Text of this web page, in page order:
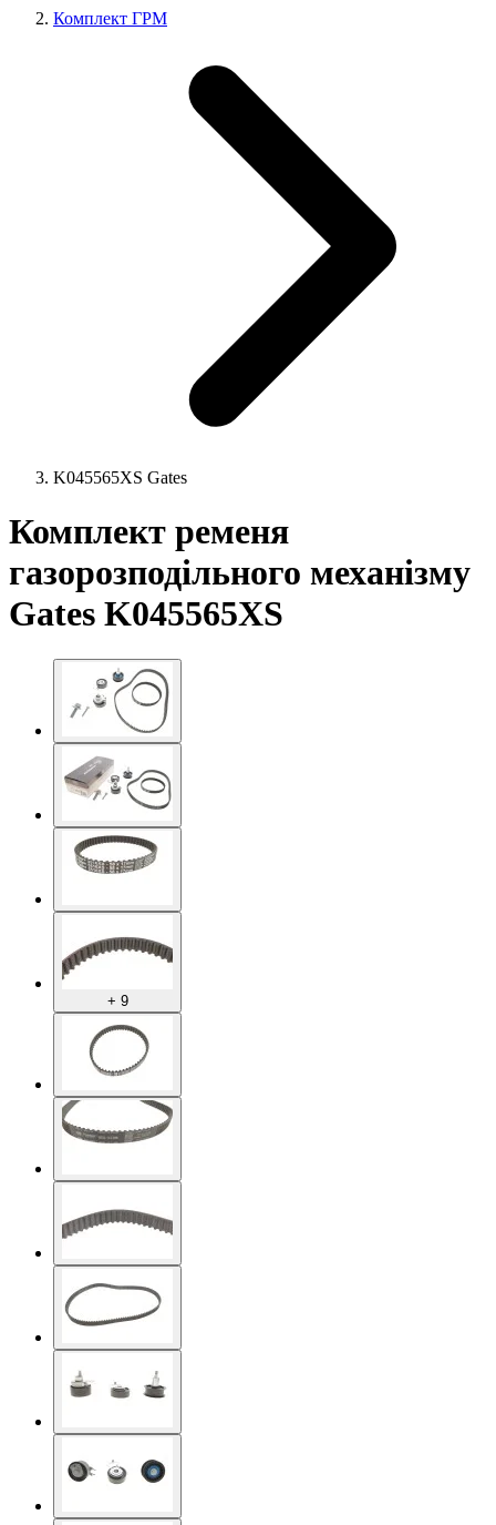
Комплект ГРМ
K045565XS Gates
Комплект ременя
газорозподільного механізму
Gates K045565XS
+ 9